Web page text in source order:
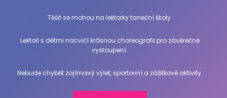
Těšit se mohou na lektorky taneční školy.
Lektoři s dětmi nacvičí krásnou choreografii pro závěrečné
vystoupení.
Nebude chybět zajímavý výlet, sportovní a zážitkové aktivity.